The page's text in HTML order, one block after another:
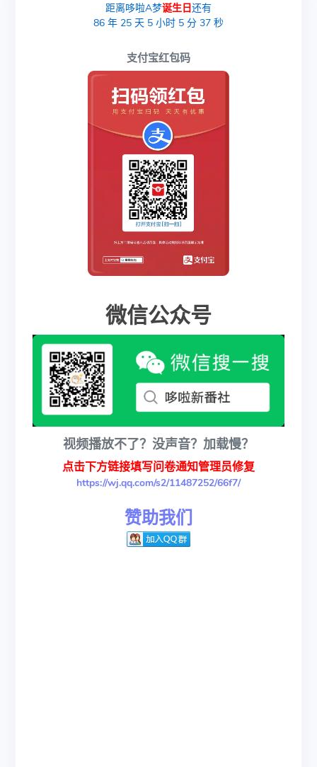
距离哆啦A梦诞生日还有
86 年25 天5 小时5 分37 秒
支付宝红包码
微信公众号
视频播放不了？没声音？加载慢？
点击下方链接填写问卷通知管理员修复
https://wj.qq.com/s2/11487252/66f7/
赞助我们